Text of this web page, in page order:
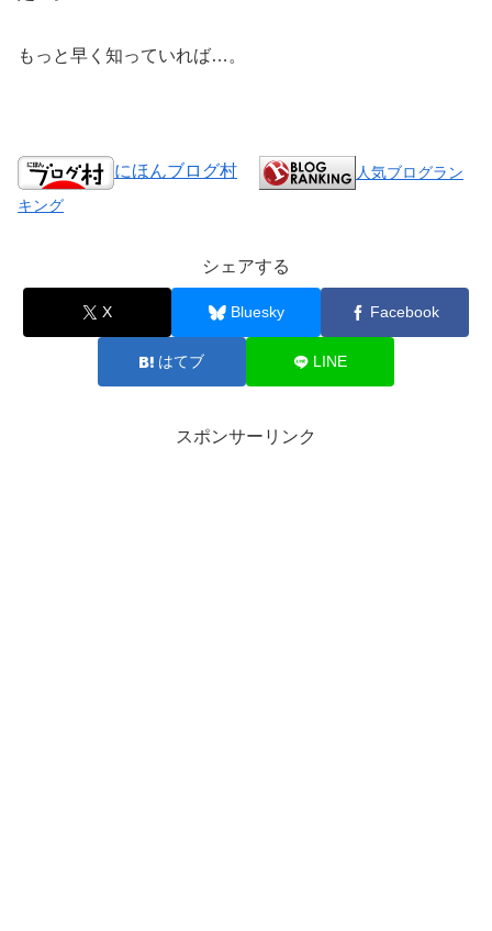
もっと早く知っていれば…。
にほんブログ村
人気ブログラン
キング
シェアする
X Bluesky Facebook
はてブ LINE
スポンサーリンク